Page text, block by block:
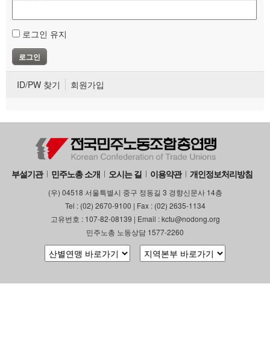
로그인 유지
ID/PW 찾기 회원가입
부설기관 민주노총 소개 오시는 길 이용약관 개인정보처리방침
(우) 04518 서울특별시 중구 정동길 3 경향신문사 14층
Tel : (02) 2670-9100 | Fax : (02) 2635-1134
고유번호 : 107-82-08139 | Email : kctu@nodong.org
민주노총 노동상담 1577-2260